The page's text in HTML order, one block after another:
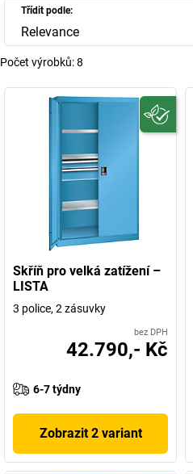
Třídit podle:
Relevance
Počet výrobků:8
Skříň pro velká zatížení –
LISTA
3 police, 2 zásuvky
bez DPH
42.790,- Kč
6-7 týdny
Zobrazit 2 variant